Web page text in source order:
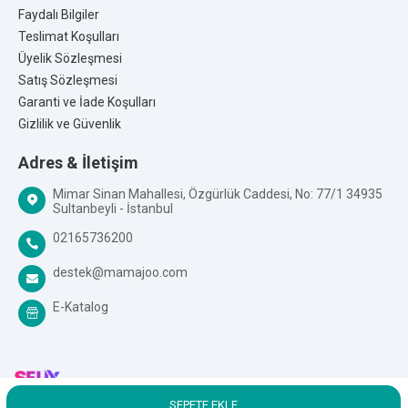
SEPETE EKLE
Üretim Yeri:
Kalite Belgeleri:
Faydalı Bilgiler
Teslimat Koşulları
Üyelik Sözleşmesi
Satış Sözleşmesi
Garanti ve İade Koşulları
Gizlilik ve Güvenlik
Adres & İletişim
Mimar Sinan Mahallesi, Özgürlük Caddesi, No: 77/1 34935
Sultanbeyli - İstanbul
02165736200
destek@mamajoo.com
E-Katalog